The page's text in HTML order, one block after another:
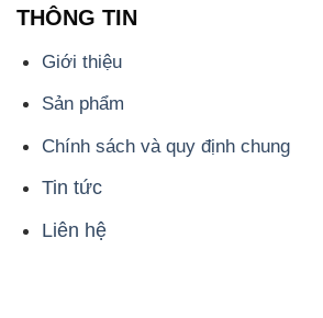
THÔNG TIN
Giới thiệu
Sản phẩm
Chính sách và quy định chung
Tin tức
Liên hệ